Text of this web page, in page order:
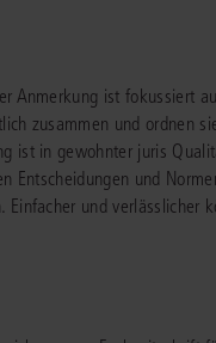
Ihrem Fachgebiet passen.
Notare
Öffentliches
Öffentliches
rechtlichen
Anmerkung ist fokussiert
zusammen und ordnen
ist in gewohnter juris
Entscheidungen und
und verlässlicher